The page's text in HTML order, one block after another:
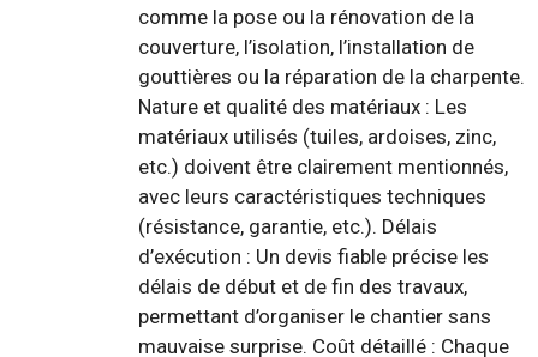
comme la pose ou la rénovation de la
couverture, l’isolation, l’installation de
gouttières ou la réparation de la charpente.
Nature et qualité des matériaux : Les
matériaux utilisés (tuiles, ardoises, zinc,
etc.) doivent être clairement mentionnés,
avec leurs caractéristiques techniques
(résistance, garantie, etc.). Délais
d’exécution : Un devis fiable précise les
délais de début et de fin des travaux,
permettant d’organiser le chantier sans
mauvaise surprise. Coût détaillé : Chaque